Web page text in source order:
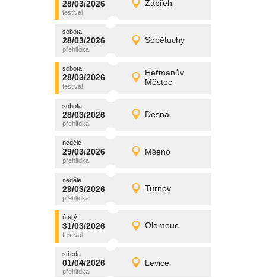
28/03/2026 Zábřeh
sobota
28/03/2026 Detail
sobota
28/03/2026 Sobětuchy
sobota
28/03/2026 Detail
promítání
sobota
28/03/2026
Heřmanův
Městec
sobota
28/03/2026 Detail
promítání
sobota
28/03/2026 Desná
sobota
28/03/2026 Detail
promítání
neděle
29/03/2026 Mšeno
neděle
29/03/2026 Detail
promítání
neděle
29/03/2026 Turnov
neděle
29/03/2026 Detail
promítání
úterý
31/03/2026 Olomouc
úterý
31/03/2026 Detail
promítání
středa
01/04/2026 Levice
středa
01/04/2026 Detail
promítání